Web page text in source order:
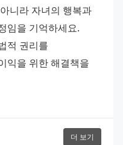
니라 자녀의 행복과
임을 기억하세요.
적 권리를
익을 위한 해결책을
더 보기